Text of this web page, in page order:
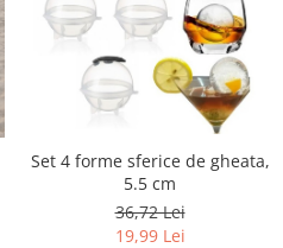
Set 4 forme sferice de gheata,
5.5 cm
36,72 Lei
19,99 Lei